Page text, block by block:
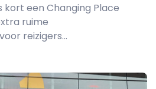
kort een Changing Place
ruime
reizigers...